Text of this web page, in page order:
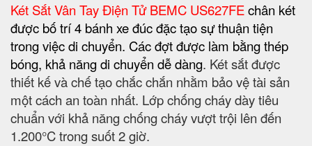
Két Sắt Vân Tay Điện Tử BEMC US627FEchân két
được bố trí 4 bánh xe đúc đặc tạo sự thuận tiện
trong việc di chuyển. Các đợt được làm bằng thép
bóng, khả năng di chuyển dễ dàng. Két sắt được
thiết kế và chế tạo chắc chắn nhằm bảo vệ tài sản
một cách an toàn nhất. Lớp chống cháy dày tiêu
chuẩn với khả năng chống cháy vượt trội lên đến
1.200°C trong suốt 2 giờ.